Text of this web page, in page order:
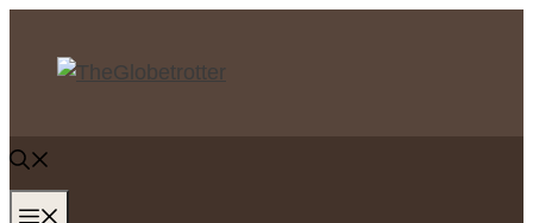
Inhalt
springen